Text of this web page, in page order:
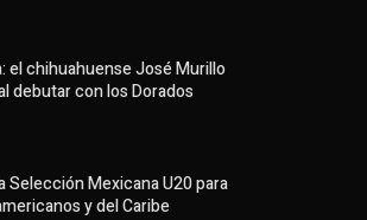
el chihuahuense José Murillo
debutar con los Dorados
Selección Mexicana U20 para
y del Caribe